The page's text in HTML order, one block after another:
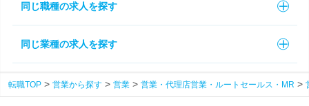
同じ職種の求人を探す
同じ業種の求人を探す
転職TOP 営業から探す 営業 営業・代理店営業・ルートセールス・MR